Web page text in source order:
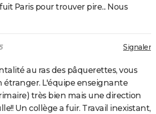
Paris pour trouver pire... Nous
Signaler
au ras des pâquerettes, vous
étranger. L'équipe enseignante
très bien mais une direction
Un collège a fuir. Travail inexistant,